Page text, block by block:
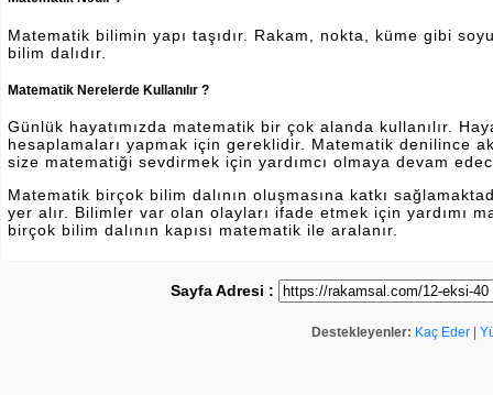
Matematik bilimin yapı taşıdır. Rakam, nokta, küme gibi
bilim dalıdır.
Matematik Nerelerde Kullanılır ?
Günlük hayatımızda matematik bir çok alanda kullanılır.
hesaplamaları yapmak için gereklidir. Matematik denilince
size matematiği sevdirmek için yardımcı olmaya devam
Matematik birçok bilim dalının oluşmasına katkı
yer alır. Bilimler var olan olayları ifade etmek için yardımı
birçok bilim dalının kapısı matematik ile aralanır.
Sayfa Adresi :
Destekleyenler: Kaç Eder